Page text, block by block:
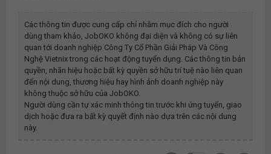
Các thông tin được cung cấp chỉ nhằm mục đích cho người
dùng tham khảo, JobOKO không đại diện và không có sự liên
quan tới doanh nghiệp Công Ty Cổ Phần Giải Pháp Và Công
Nghệ Vietnixtrong các hoạt động tuyển dụng. Các thông tin bản
quyền, nhãn hiệu hoặc bất kỳ quyền sở hữu trí tuệ nào liên quan
đến nội dung, thương hiệu hay hình ảnh doanh nghiệp này
không thuộc sở hữu của JobOKO.
Người dùng cần tự xác minh thông tin trước khi ứng tuyển, giao
dịch hoặc đưa ra bất kỳ quyết định nào dựa trên các nội dung
này.